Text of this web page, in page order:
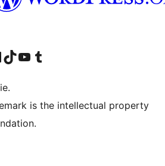
account
LinkedIn account
Visitez notre compte TikTok
Visit our YouTube channel
Visitez notre compte Tumblr
is the intellectual property